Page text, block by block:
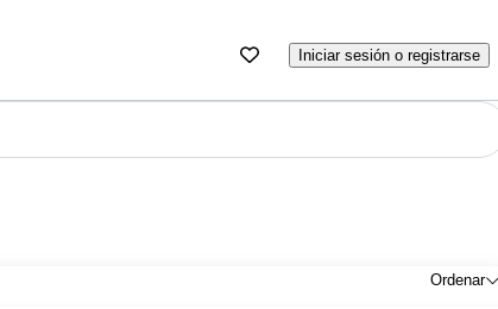
Iniciar sesión o registrarse
Ordenar